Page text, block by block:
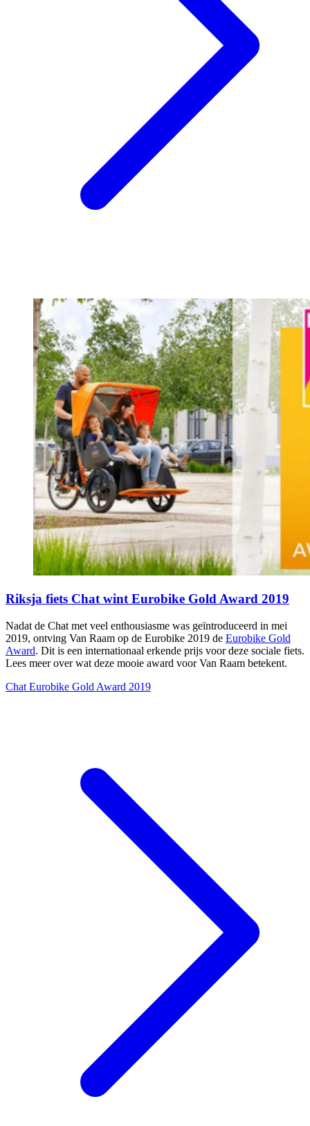
Riksja fiets Chat wint Eurobike Gold Award 2019
Nadat de Chat met veel enthousiasme was geïntroduceerd in mei
2019, ontving Van Raam op de Eurobike 2019 de Eurobike Gold
Award. Dit is een internationaal erkende prijs voor deze sociale fiets.
Lees meer over wat deze mooie award voor Van Raam betekent.
Chat Eurobike Gold Award 2019